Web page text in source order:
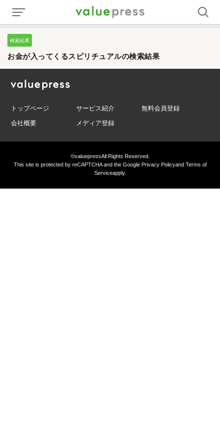
検索結果
お金が入ってくるスピリチュアルの検索結果
トップページ サービス紹介
無料会員登録
会社概要
メディア登録
©valuepressAll Rights Reserved.
This site is protected by reCAPTCHA and the GooglePrivacy Policyand Terms of
Serviceapply.